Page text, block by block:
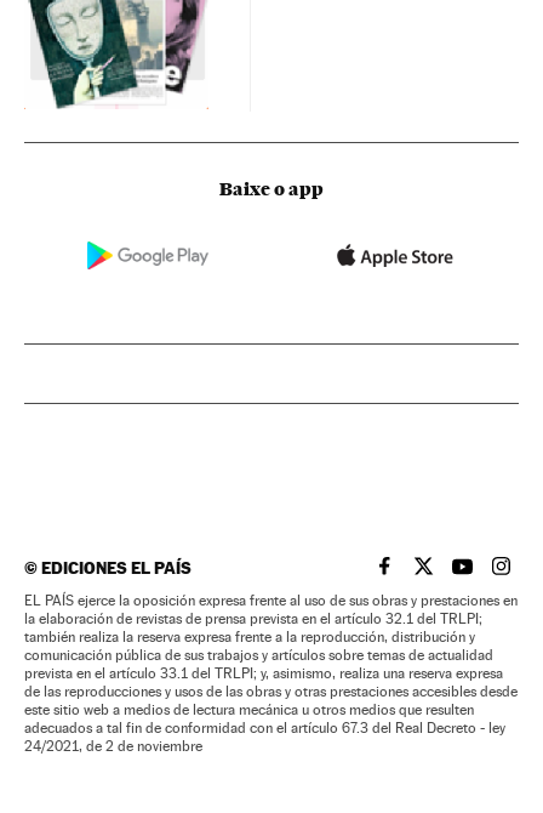
Baixe o app
©EDICIONES EL PAÍS EL PAÍS BRASIL EN
EL PAÍSEL PAÍS
EL
EL PAÍS ejerce la oposición expresa frente al uso de sus obras y prestaciones en
la elaboración de revistas de prensa prevista en el artículo 32.1 del TRLPI;
también realiza la reserva expresa frente a la reproducción, distribución y
comunicación pública de sus trabajos y artículos sobre temas de actualidad
prevista en el artículo 33.1 del TRLPI; y, asimismo, realiza una reserva expresa
de las reproducciones y usos de las obras y otras prestaciones accesibles desde
este sitio web a medios de lectura mecánica u otros medios que resulten
adecuados a tal fin de conformidad con el artículo 67.3 del Real Decreto - ley
24/2021, de 2 de noviembre